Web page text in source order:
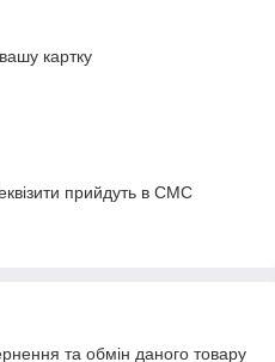
картку
прийдуть в СМС
та обмін даного товару